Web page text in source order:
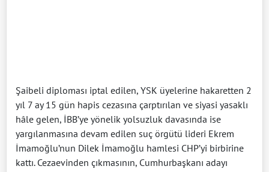
Şaibeli diploması iptal edilen, YSK üyelerine hakaretten 2
yıl 7 ay 15 gün hapis cezasına çarptırılan ve siyasi yasaklı
hâle gelen, İBB’ye yönelik yolsuzluk davasında ise
yargılanmasına devam edilen suç örgütü lideri Ekrem
İmamoğlu’nun Dilek İmamoğlu hamlesi CHP’yi birbirine
kattı. Cezaevinden çıkmasının, Cumhurbaşkanı adayı